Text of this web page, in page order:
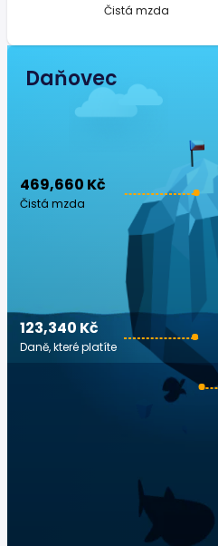
Čistá mzda
Daňovec
469,660 Kč
Čistá mzda
123,340 Kč
Daně, které platíte